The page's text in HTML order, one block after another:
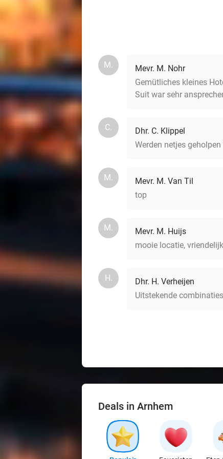
M.
Mevr. M. Nohr
Gemütliches kleines
Suit war sehr
C.
Dhr. C. Klippel
Werden netjes
M.
Mevr. M. Van Til
top
M.
Mevr. M. Huijs
mooie locatie,
H.
Dhr. H. Verheijen
Uitstekende
Deals in Arnhem